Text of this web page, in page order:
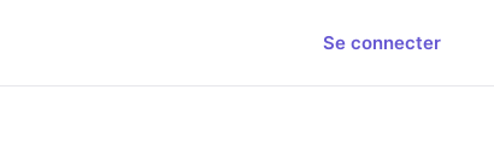
Se connecter